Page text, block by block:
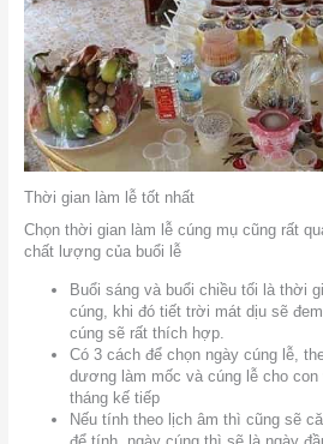
Thời gian làm lễ tốt nhất
Chọn thời gian làm lễ cúng mụ cũng rất
chất lượng của buổi lễ
Buổi sáng và buổi chiều tối là thời
cúng, khi đó tiết trời mát dịu sẽ
cúng sẽ rất thích hợp.
Có 3 cách để chọn ngày cúng lễ,
dương làm mốc và cúng lễ cho con
tháng kế tiếp
Nếu tính theo lịch âm thì cũng sẽ